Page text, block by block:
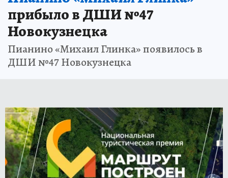
прибыло в ДШИ №47
Новокузнецка
Пианино «Михаил Глинка» появилось в
ДШИ №47 Новокузнецка